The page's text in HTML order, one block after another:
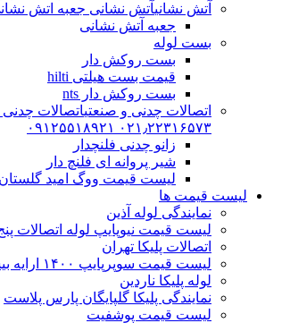
آتش نشانیآتش نشانی جعبه اتش نشانی
جعبه آتش نشانی
بست لوله
بست روکش دار
قیمت بست هیلتی hilti
بست روکش دار nts
اتصالات چدنی و صنعتیاتصالات
۰۲۱٫۲۲۳۱۶۵۷۳ ۰۹۱۲۵۵۱۸۹۲۱
زانو چدنی فلنچدار
شیر پروانه ای فلنچ دار
لیست قیمت ووگ امید گلستان
لیست قیمت ها
نمایندگی لوله آذین
لیست قیمت نیوپایپ لوله اتصالات
اتصالات پلیکا تهران
لیست قیمت سوپرپایپ ۱۴۰۰ ارایه بیشترین تخفیف ممکن
لوله پلیکا ناردین
نمایندگی پلیکا گلپایگان پارس پلاست
لیست قیمت پوشفیت